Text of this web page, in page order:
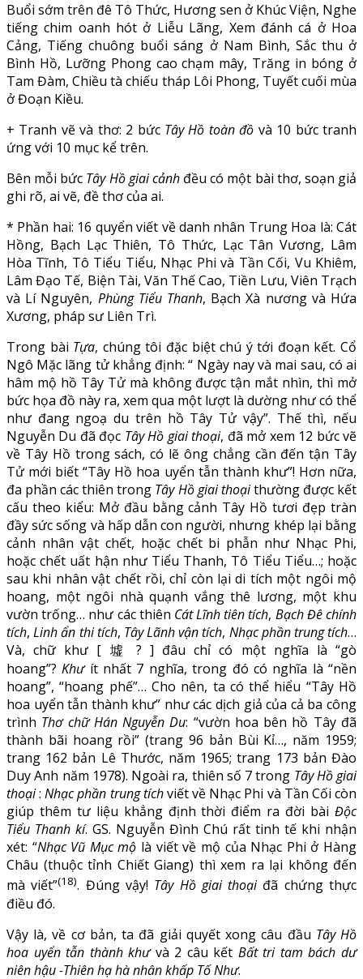
Buổi sớm trên đê Tô Thức, Hương sen ở Khúc Viện, Nghe
tiếng chim oanh hót ở Liễu Lãng, Xem đánh cá ở Hoa
Cảng, Tiếng chuông buổi sáng ở Nam Bình, Sắc thu ở
Bình Hồ, Lưỡng Phong cao chạm mây, Trăng in bóng ở
Tam Đàm, Chiều tà chiếu tháp Lôi Phong, Tuyết cuối mùa
ở Đoạn Kiều.
+ Tranh vẽ và thơ: 2 bức Tây Hồ toàn đồ và 10 bức tranh
ứng với 10 mục kể trên.
Bên mỗi bức Tây Hồ giai cảnh đều có một bài thơ, soạn giả
ghi rõ, ai vẽ, đề thơ của ai.
* Phần hai: 16 quyển viết về danh nhân Trung Hoa là: Cát
Hồng, Bạch Lạc Thiên, Tô Thức, Lạc Tân Vương, Lâm
Hòa Tĩnh, Tô Tiểu Tiểu, Nhạc Phi và Tần Cối, Vu Khiêm,
Lâm Đạo Tế, Biện Tài, Văn Thế Cao, Tiền Lưu, Viên Trạch
và Lí Nguyên, Phùng Tiểu Thanh, Bạch Xà nương và Hứa
Xương, pháp sư Liên Trì.
Trong bài Tựa, chúng tôi đặc biệt chú ý tới đoạn kết. Cổ
Ngô Mặc lãng tử khẳng định: “ Ngày nay và mai sau, có ai
hâm mộ hồ Tây Tử mà không được tận mắt nhìn, thì mở
bức họa đồ này ra, xem qua một lượt là dường như có thể
như đang ngoạ du trên hồ Tây Tử vậy”. Thế thì, nếu
Nguyễn Du đã đọc Tây Hồ giai thoại, đã mở xem 12 bức vẽ
về Tây Hồ trong sách, có lẽ ông chẳng cần đến tận Tây
Tử mới biết “Tây Hồ hoa uyển tẫn thành khư”! Hơn nữa,
đa phần các thiên trong Tây Hồ giai thoạithường được kết
cấu theo kiểu: Mở đầu bằng cảnh Tây Hồ tươi đẹp tràn
đầy sức sống và hấp dẫn con người, nhưng khép lại bằng
cảnh nhân vật chết, hoặc chết bi phẫn như Nhạc Phi,
hoặc chết uất hận như Tiểu Thanh, Tô Tiểu Tiểu…; hoặc
sau khi nhân vật chết rồi, chỉ còn lại di tích một ngôi mộ
hoang, một ngôi nhà quạnh vắng thê lương, một khu
vườn trống… như các thiên Cát Lĩnh tiên tích, Bạch Đê chính
tích,Linh ẩn thi tích, Tây Lãnh vận tích, Nhạc phần trung tích…
Và, chữ khư [ 墟 ? ] đâu chỉ có một nghĩa là “gò
hoang”?Khưít nhất 7 nghĩa, trong đó có nghĩa là “nền
hoang”, “hoang phế”… Cho nên, ta có thể hiểu “Tây Hồ
hoa uyển tẫn thành khư” như các dịch giả của cả ba công
trình Thơ chữ Hán Nguyễn Du: “vườn hoa bên hồ Tây đã
thành bãi hoang rồi” (trang 96 bản Bùi Kỉ…, năm 1959;
trang 162 bản Lê Thước, năm 1965; trang 173 bản Đào
Duy Anh năm 1978). Ngoài ra, thiên số 7 trong Tây Hồ giai
thoại: Nhạc phần trung tíchviết về Nhạc Phi và Tần Cối còn
giúp thêm tư liệu khẳng định thời điểm ra đời bài Độc
Tiểu Thanh kí. GS. Nguyễn Đình Chú rất tinh tế khi nhận
xét: “Nhạc Vũ Mục mộ là viết về mộ của Nhạc Phi ở Hàng
Châu (thuộc tỉnh Chiết Giang) thì xem ra lại không đến
mà viết”(18). Đúng vậy! Tây Hồ giai thoạiđã chứng thực
điều đó.
Vậy là, về cơ bản, ta đã giải quyết xong câu đầu Tây Hồ
hoa uyển tẫn thành khưvà 2 câu kết Bất tri tam bách dư
niên hậu -Thiên hạ hà nhân khấp Tố Như.